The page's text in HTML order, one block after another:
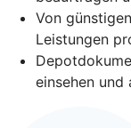
Von
Leistungen
einsehen und